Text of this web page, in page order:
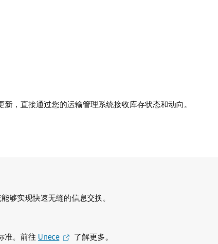
，直接通过您的运输管理系统接收库存状态和动向。
够实现快速无缝的信息交换。
准。前往 Unece 了解更多。